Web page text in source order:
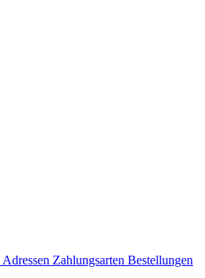
Adressen Zahlungsarten Bestellungen